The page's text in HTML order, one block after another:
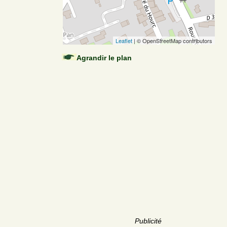
Leaflet | © OpenStreetMap contributors
Agrandir le plan
Publicité